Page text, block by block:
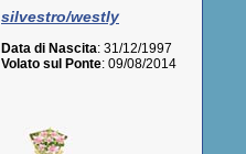
silvestro/westly
Data di Nascita: 31/12/1997
Volato sul Ponte: 09/08/2014